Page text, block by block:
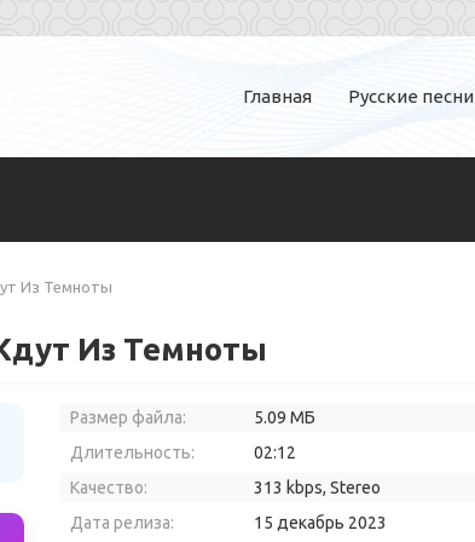
Главная Русские песни
Из Темноты
Из Темноты
Размер файла:
5.09 МБ
Длительность:
02:12
Качество:
313 kbps, Stereo
Дата релиза:
15 декабрь 2023